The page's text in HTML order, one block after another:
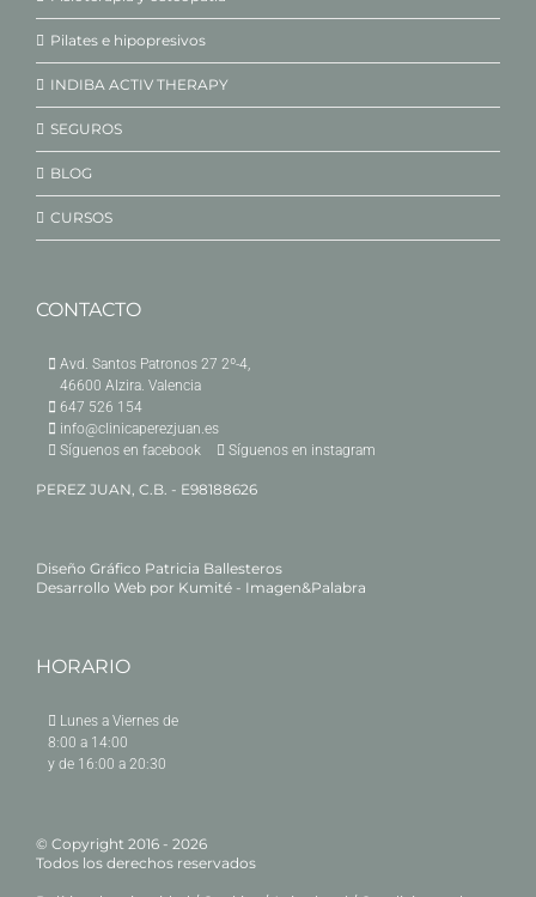
Pilates e hipopresivos
INDIBA ACTIV THERAPY
SEGUROS
BLOG
CURSOS
CONTACTO
Avd. Santos Patronos 27 2º-4,
46600 Alzira. Valencia
647 526 154
info@clinicaperezjuan.es
Síguenos en facebook
Síguenos en instagram
PEREZ JUAN, C.B. - E98188626
Diseño Gráfico Patricia Ballesteros
Desarrollo Web por Kumité - Imagen&Palabra
HORARIO
Lunes a Viernes de
8:00 a 14:00
y de 16:00 a 20:30
© Copyright 2016 - 2026
Todos los derechos reservados